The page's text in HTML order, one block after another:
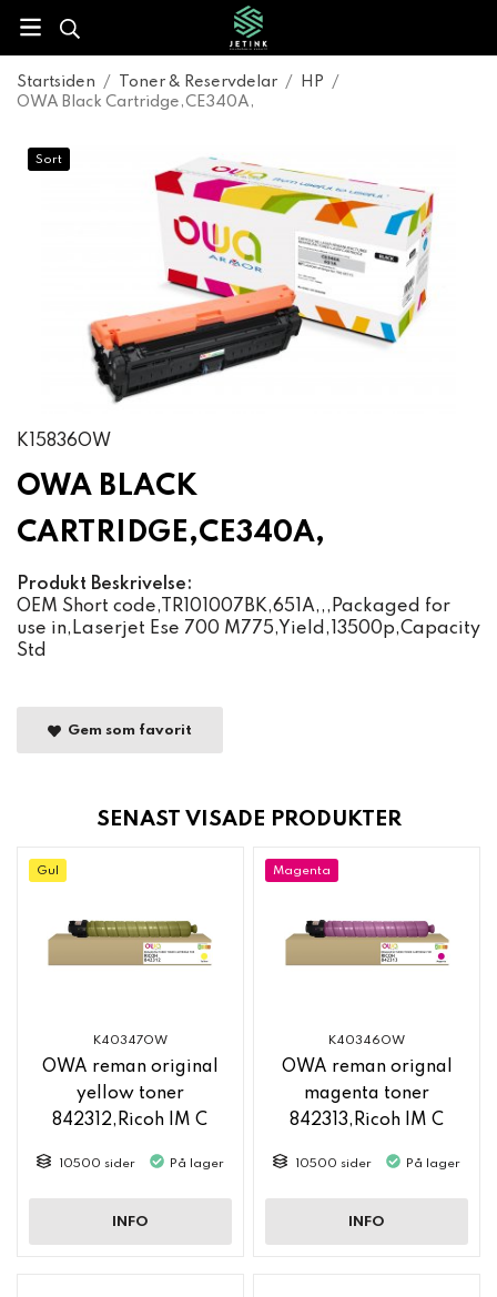
Startsiden / Toner & Reservdelar / HP
/
OWA Black Cartridge,CE340A,
Sort
K15836OW
OWA BLACK
CARTRIDGE,CE340A,
Produkt Beskrivelse:
OEM Short code,TR101007BK,651A,,,Packaged for
use in,Laserjet Ese 700 M775,Yield,13500p,Capacity
Std
Gem som favorit
SENAST VISADE PRODUKTER
Gul
K40347OW
OWA reman original
yellow toner
842312,Ricoh IM C
10500 sider På lager
INFO
Magenta
K40346OW
OWA reman orignal
magenta toner
842313,Ricoh IM C
10500 sider På lager
INFO